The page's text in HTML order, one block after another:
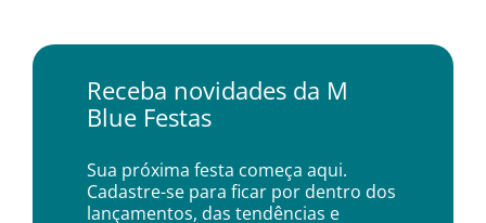
Receba novidades da M
Blue Festas
Sua próxima festa começa aqui.
Cadastre-se para ficar por dentro dos
lançamentos, das tendências e